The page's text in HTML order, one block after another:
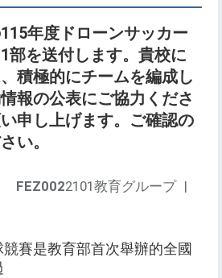
115年度ドローンサッカー
部を送付します。貴校に
積極的にチームを編成し
報の公表にご協力くださ
申し上げます。ご確認の
い。
FEZ0022101教育グループ |
賽是教育部首次舉辦的全國